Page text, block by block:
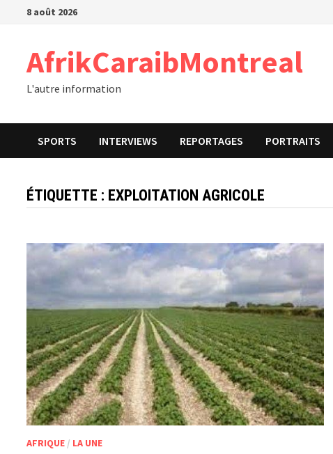
Passer8 août 2026
AfrikCaraibMontreal
L'autre information
SPORTS INTERVIEWS REPORTAGES PORTRAITS
ÉTIQUETTE : EXPLOITATION AGRICOLE
AFRIQUE / LA UNE